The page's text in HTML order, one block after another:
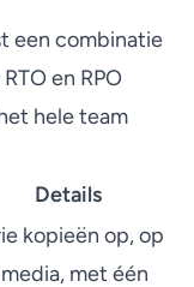
een combinatie
en RPO
hele team
Details
kopieën op, op
met één